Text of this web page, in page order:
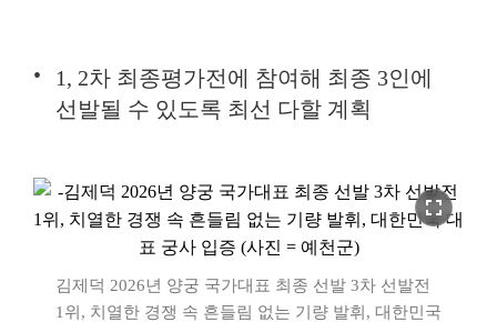
1, 2차 최종평가전에 참여해 최종 3인에
선발될 수 있도록 최선 다할 계획
fullscreen
김제덕 2026년 양궁 국가대표 최종 선발 3차 선발전
1위, 치열한 경쟁 속 흔들림 없는 기량 발휘, 대한민국